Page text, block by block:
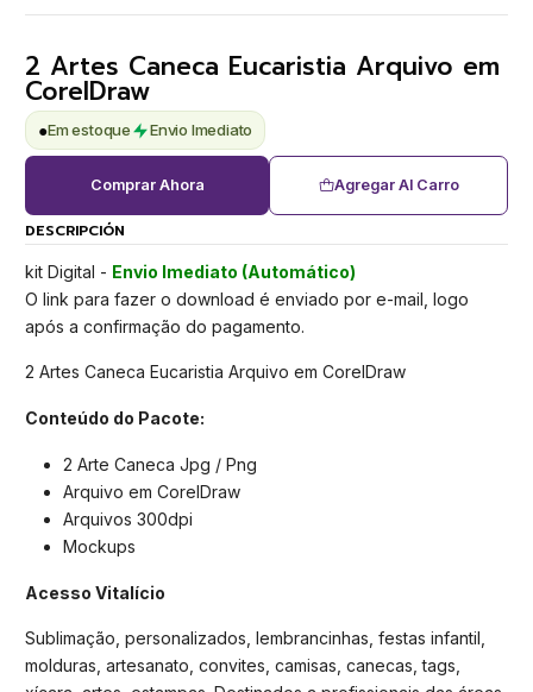
2 Artes Caneca Eucaristia Arquivo em
CorelDraw
●Em estoque Envio Imediato
Agregar Al Carro
Comprar Ahora
DESCRIPCIÓN
kit Digital - Envio Imediato (Automático)
O link para fazer o download é enviado por e-mail, logo
após a confirmação do pagamento.
2 Artes Caneca Eucaristia Arquivo em CorelDraw
Conteúdo do Pacote:
2 Arte Caneca Jpg / Png
Arquivo em CorelDraw
Arquivos 300dpi
Mockups
Acesso Vitalício
Sublimação, personalizados, lembrancinhas, festas infantil,
molduras, artesanato, convites, camisas, canecas, tags,